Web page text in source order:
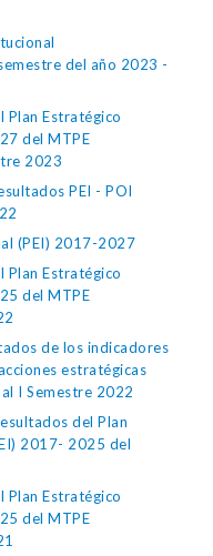
del año 2023 -
Plan Estratégico
del MTPE
2023
PEI - POI
(PEI) 2017-2027
Plan Estratégico
del MTPE
de los indicadores
estratégicas
I Semestre 2022
del Plan
2017- 2025 del
Plan Estratégico
del MTPE